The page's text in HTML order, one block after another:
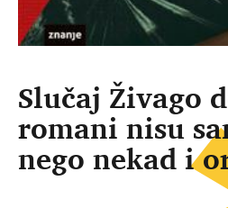
Slučaj Živago
romani nisu
nego nekad i